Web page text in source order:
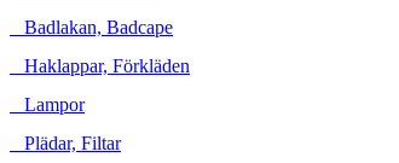
Badlakan, Badcape
Haklappar, Förkläden
Lampor
Plädar, Filtar